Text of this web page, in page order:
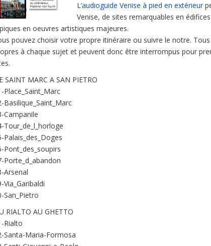
L’audioguide Venise à pied en extérieur
Venise, de sites remarquables en
en oeuvres artistiques majeures.
pouvez choisir votre propre itinéraire ou suivre le notre.
à chaque sujet et peuvent donc être interrompus pour
SAINT MARC A SAN PIETRO
Place_Saint_Marc
Basilique_Saint_Marc
Campanile
Tour_de_l_horloge
Palais_des_Doges
Pont_des_soupirs
Porte_d_abandon
Arsenal
Via_Garibaldi
San_Pietro
RIALTO AU GHETTO
Rialto
Santa-Maria-Formosa